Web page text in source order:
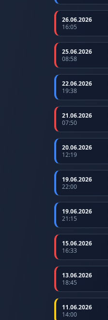
26.06.2026
16:05
25.06.2026
08:58
22.06.2026
19:38
21.06.2026
07:50
20.06.2026
12:19
19.06.2026
22:00
19.06.2026
21:15
15.06.2026
16:33
13.06.2026
18:45
11.06.2026
14:00